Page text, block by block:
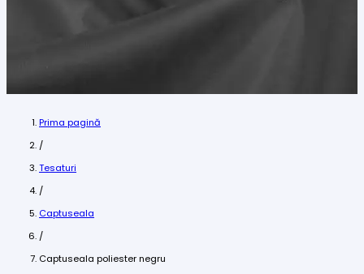
Prima pagină
/
Tesaturi
/
Captuseala
/
Captuseala poliester negru